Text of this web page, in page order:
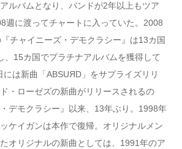
ルバムとなり、バンドが2年以上もツア
週に渡ってチャートに入っていた。2008
チャイニーズ・デモクラシー』は13カ国
、15カ国でプラチナアルバムを獲得して
は新曲「ABSUЯD」をサプライズリリ
・ローゼズの新曲がリリースされるの
デモクラシー』以来、13年ぶり。1998年
ケイガンは本作で復帰。オリジナルメン
オリジナルの新曲としては、1991年のア